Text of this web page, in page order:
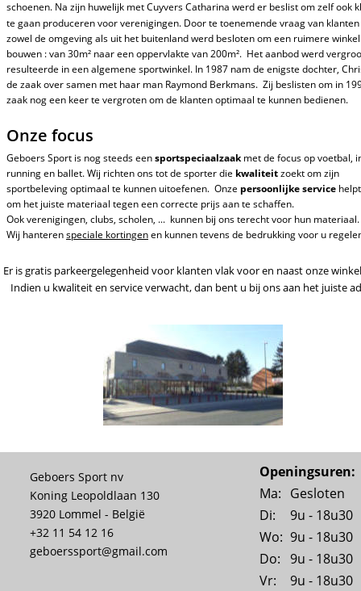
Geboers Sport nv
Koning Leopoldlaan 130
3920 Lommel - België
+32 11 54 12 16
geboerssport@gmail.com
Openingsuren:
Ma: Gesloten
Di:
9u - 18u30
Wo: 9u - 18u30
Do: 9u - 18u30
Vr:
9u - 18u30
schoenen. Na zijn huwelijk met Cuyvers Catharina werd er beslist om zelf ook
te gaan produceren voor verenigingen. Door te toenemende vraag van
zowel de omgeving als uit het buitenland werd besloten om een ruimere
bouwen : van 30m² naar een oppervlakte van 200m².  Het aanbod werd
resulteerde in een algemene sportwinkel. In 1987 nam de enigste dochter,
de zaak over samen met haar man Raymond Berkmans.  Zij beslisten om in
zaak nog een keer te vergroten om de klanten optimaal te kunnen bedienen.
Onze focus
Geboers Sport is nog steeds een sportspeciaalzaak met de focus op voetbal,
running en ballet. Wij richten ons tot de sporter die kwaliteit zoekt om zijn
sportbeleving optimaal te kunnen uitoefenen.  Onze persoonlijke service
om het juiste materiaal tegen een correcte prijs aan te schaffen.
Ook verenigingen, clubs, scholen, ...  kunnen bij ons terecht voor hun materiaal.
Wij hanteren speciale kortingen en kunnen tevens de bedrukking voor u
Er is gratis parkeergelegenheid voor klanten vlak voor en naast onze
Indien u kwaliteit en service verwacht, dan bent u bij ons aan het juiste